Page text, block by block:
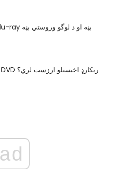
د الټرا HD Blu-ray بڼه او د لوگو وروستي بڼه
ایا دا اوس د DVD ریکارډ اخیستلو ارزښت لري؟
ad